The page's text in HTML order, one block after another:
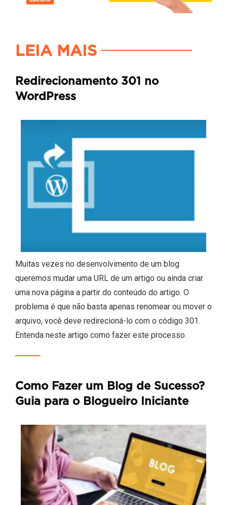
LEIA MAIS
Redirecionamento 301 no
WordPress
Muitas vezes no desenvolvimento de um blog
queremos mudar uma URL de um artigo ou ainda criar
uma nova página a partir do conteúdo do artigo. O
problema é que não basta apenas renomear ou mover o
arquivo, você deve redirecioná-lo com o código 301.
Entenda neste artigo como fazer este processo.
Como Fazer um Blog de Sucesso?
Guia para o Blogueiro Iniciante